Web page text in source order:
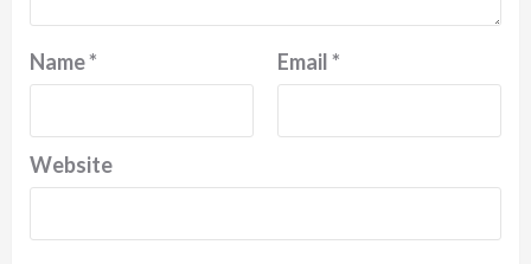
Name* Email*
Website